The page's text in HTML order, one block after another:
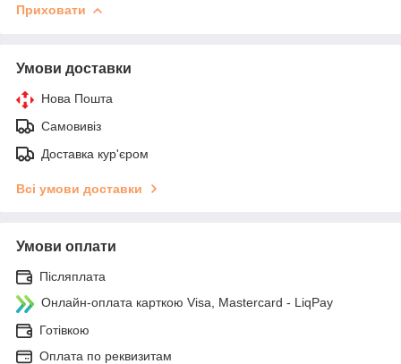
Приховати
Умови доставки
Нова Пошта
Самовивіз
Доставка кур'єром
Всі умови доставки
Умови оплати
Післяплата
Онлайн-оплата карткою Visa, Mastercard - LiqPay
Готівкою
Оплата по реквизитам